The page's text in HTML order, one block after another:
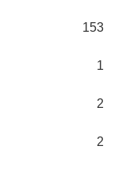
153
1
2
2